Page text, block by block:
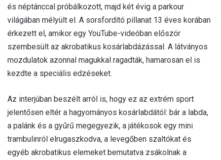
és néptánccal próbálkozott, majd két évig a parkour
világában mélyült el. A sorsfordító pillanat 13 éves korában
érkezett el, amikor egy YouTube-videóban először
szembesült az akrobatikus kosárlabdázással. A látványos
mozdulatok azonnal magukkal ragadták, hamarosan el is
kezdte a speciális edzéseket.
Az interjúban beszélt arról is, hogy ez az extrém sport
jelentősen eltér a hagyományos kosárlabdától: bár a labda,
a palánk és a gyűrű megegyezik, a játékosok egy mini
trambulinról elrugaszkodva, a levegőben szaltókat és
egyéb akrobatikus elemeket bemutatva zsákolnak a